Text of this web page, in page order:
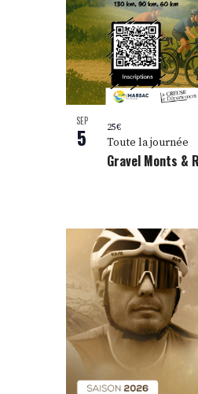
SEP
5
Gravel Monts &
Toute la journée
25€